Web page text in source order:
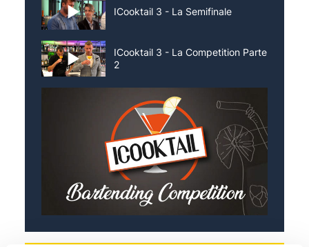
ICooktail 3 - La Semifinale
ICooktail 3 - La Competition Parte
2